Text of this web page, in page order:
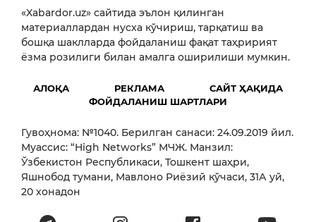
«Xabardor.uz» сайтида эълон қилинган
материаллардан нусха кўчириш, тарқатиш ва
бошқа шаклларда фойдаланиш фақат таҳририят
ёзма розилиги билан амалга оширилиши мумкин.
АЛОҚА РЕКЛАМА
САЙТ ҲАҚИДА
ФОЙДАЛАНИШ ШАРТЛАРИ
Гувоҳнома: №1040. Берилган санаси: 24.09.2019 йил.
Муассис: “High Networks” МЧЖ. Манзил:
Ўзбекистон Республикаси, Тошкент шаҳри,
Яшнобод тумани, Мавлоно Риёзий кўчаси, 31А уй,
20 хонадон